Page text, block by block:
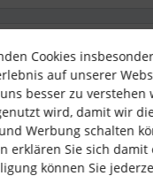
,
veröffentlichten
Cookies
auf unserer
besser zu verstehen
wird, damit wir
Werbung schalten
erklären Sie sich damit
können Sie